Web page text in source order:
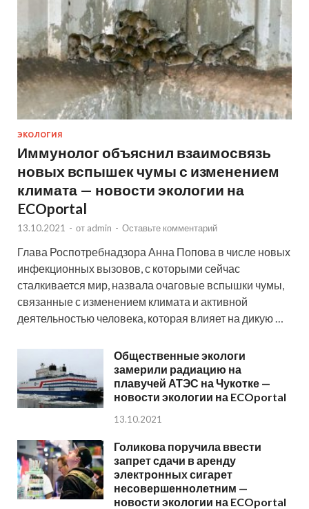
ЭКОЛОГИЯ
Иммунолог объяснил взаимосвязь
новых вспышек чумы с изменением
климата — новости экологии на
ECOportal
13.10.2021 - от admin - Оставьте комментарий
Глава Роспотребнадзора Анна Попова в числе новых
инфекционных вызовов, с которыми сейчас
сталкивается мир, назвала очаговые вспышки чумы,
связанные с изменением климата и активной
деятельностью человека, которая влияет на дикую …
Общественные экологи
замерили радиацию на
плавучей АТЭС на Чукотке —
новости экологии на ECOportal
13.10.2021
Голикова поручила ввести
запрет сдачи в аренду
электронных сигарет
несовершеннолетним —
новости экологии на ECOportal